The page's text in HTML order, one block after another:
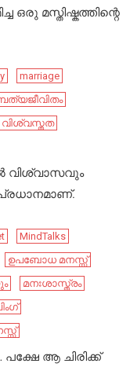
ഒരു മസ്തിഷ്കത്തിന്റെ
marriage
വിശ്വസ്തത
വിശ്വാസവും
MindTalks
ഉപബോധ മനസ്സ്
മനഃശാസ്ത്രം
ആ ചിരിക്ക്